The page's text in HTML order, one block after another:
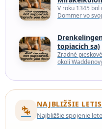
V roku 1345
Dommer vo
topiacich sa)
Zradné
okolí
connecting_airports
NAJBLIŽŠIE
Najbližšie spojenie